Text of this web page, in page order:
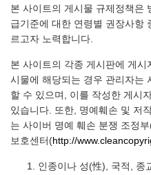
본 사이트의 게시물 규제정책은
급기준에 대한 연령별 권장사항
르고자 노력합니다.
본 사이트의 각종 게시판에 게
시물에 해당되는 경우 관리자는
할 수 있으며, 이를 작성한 게시
있습니다. 또한, 명예훼손 및 저
는 사이버 명예 훼손 분쟁 조정
보호센터(http://
인종이나 성(性), 국적, 종